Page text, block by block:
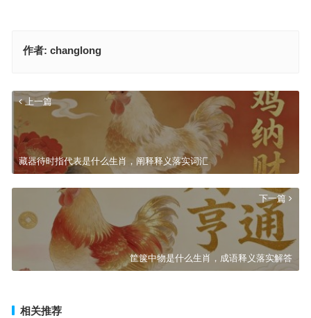
作者: changlong
上一篇
藏器待时指代表是什么生肖，阐释释义落实词汇
下一篇
筐箧中物是什么生肖，成语释义落实解答
相关推荐